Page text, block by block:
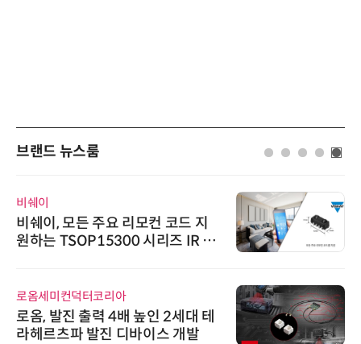
브랜드 뉴스룸
비쉐이
비쉐이, 모든 주요 리모컨 코드 지
원하는 TSOP15300 시리즈 IR 수
로옴세미컨덕터코리아
로옴, 발진 출력 4배 높인 2세대 테
라헤르츠파 발진 디바이스 개발